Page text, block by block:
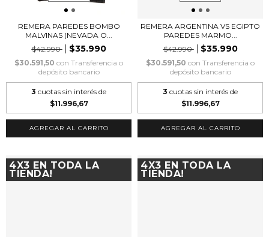
REMERA PAREDES BOMBO
MALVINAS (NEVADA O...
$42.990
$35.990
$30.591,50 con Transferencia o
depósito bancario
3 cuotas sin interés de
$11.996,67
AGREGAR AL CARRITO
REMERA ARGENTINA VS EGIPTO
PAREDES MARMO...
$42.990
$35.990
$30.591,50 con Transferencia o
depósito bancario
3 cuotas sin interés de
$11.996,67
AGREGAR AL CARRITO
4X3 EN TODA LA
TIENDA!
4X3 EN TODA LA
TIENDA!